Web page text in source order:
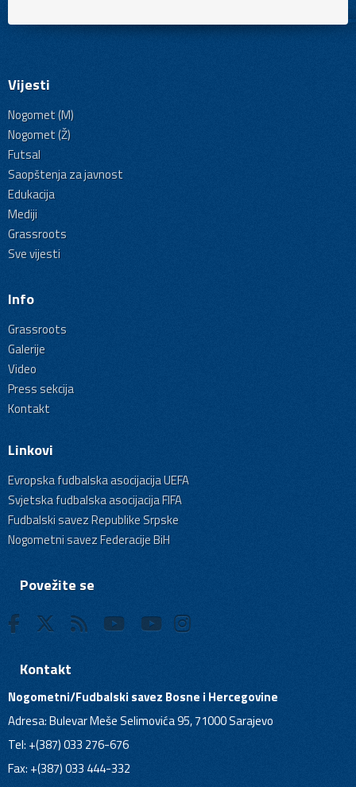
Vijesti
Nogomet (M)
Nogomet (Ž)
Futsal
Saopštenja za javnost
Edukacija
Mediji
Grassroots
Sve vijesti
Info
Grassroots
Galerije
Video
Press sekcija
Kontakt
Linkovi
Evropska fudbalska asocijacija UEFA
Svjetska fudbalska asocijacija FIFA
Fudbalski savez Republike Srpske
Nogometni savez Federacije BiH
Povežite se
Kontakt
Nogometni/Fudbalski savez Bosne i Hercegovine
Adresa: Bulevar Meše Selimovića 95, 71000 Sarajevo
Tel: +(387) 033 276-676
Fax: +(387) 033 444-332